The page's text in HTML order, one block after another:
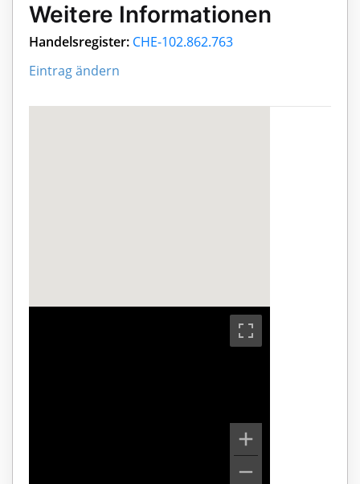
Weitere Informationen
Handelsregister: CHE-102.862.763
Eintrag ändern